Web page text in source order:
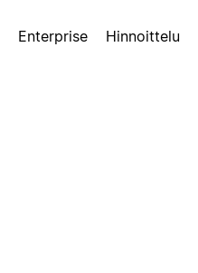
Enterprise Hinnoittelu